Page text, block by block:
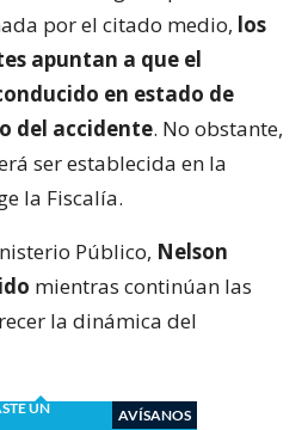
por el citado medio, los
apuntan a que el
en estado de
del accidente. No obstante,
ser establecida en la
la Fiscalía.
Público, Nelson
mientras continúan las
la dinámica del
UN
AVÍSANOS